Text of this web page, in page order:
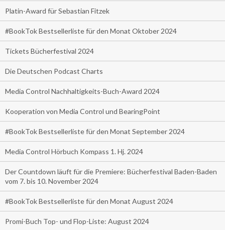
Platin-Award für Sebastian Fitzek
#BookTok Bestsellerliste für den Monat Oktober 2024
Tickets Bücherfestival 2024
Die Deutschen Podcast Charts
Media Control Nachhaltigkeits-Buch-Award 2024
Kooperation von Media Control und BearingPoint
#BookTok Bestsellerliste für den Monat September 2024
Media Control Hörbuch Kompass 1. Hj. 2024
Der Countdown läuft für die Premiere: Bücherfestival Baden-Baden
vom 7. bis 10. November 2024
#BookTok Bestsellerliste für den Monat August 2024
Promi-Buch Top- und Flop-Liste: August 2024